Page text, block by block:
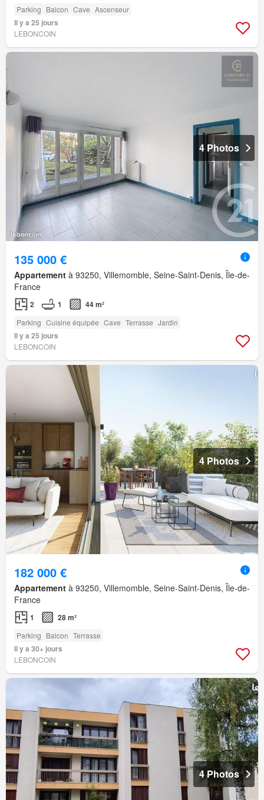
Parking Balcon Cave Ascenseur
Il y a 25 jours
LEBONCOIN
4 Photos
135 000 €
Appartement à 93250, Villemomble, Seine-Saint-Denis, Île-de-
France
2 1 44 m²
Parking Cuisine équipée Cave Terrasse Jardin
Il y a 25 jours
LEBONCOIN
4 Photos
182 000 €
Appartement à 93250, Villemomble, Seine-Saint-Denis, Île-de-
France
1 28 m²
Parking Balcon Terrasse
Il y a 30+ jours
LEBONCOIN
4 Photos